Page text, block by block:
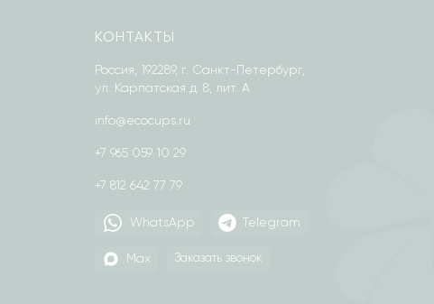
КОНТАКТЫ
Россия, 192289, г. Санкт-Петербург,
ул. Карпатская д. 8, лит. А
info@ecocups.ru
+7 965 059 10 29
+7 812 642 77 79
WhatsApp Telegram
Max Заказать звонок